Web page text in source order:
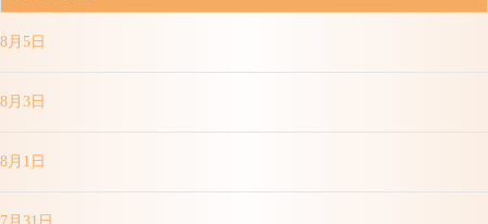
8月5日
8月3日
8月1日